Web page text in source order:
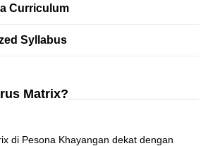
Curriculum
Syllabus
Matrix?
di Pesona Khayangan dekat dengan